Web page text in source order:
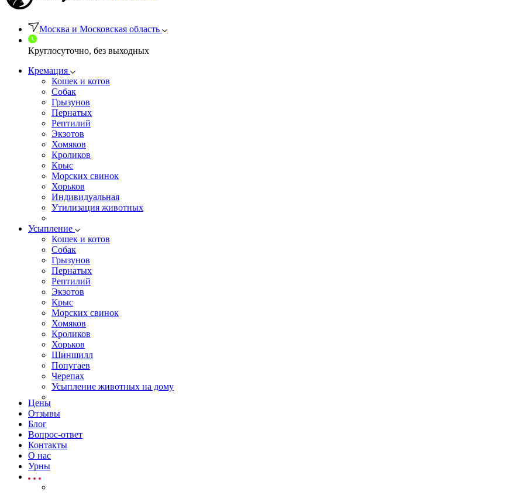
Москва и Московская область
Круглосуточно, без выходных
Кремация
Кошек и котов
Собак
Грызунов
Пернатых
Рептилий
Экзотов
Хомяков
Кроликов
Крыс
Морских свинок
Хорьков
Индивидуальная
Утилизация животных
Усыпление
Кошек и котов
Собак
Грызунов
Пернатых
Рептилий
Экзотов
Крыс
Морских свинок
Хомяков
Кроликов
Хорьков
Шиншилл
Попугаев
Черепах
Усыпление животных на дому
Цены
Отзывы
Блог
Вопрос-ответ
Контакты
О нас
Урны